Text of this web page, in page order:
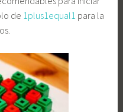
de 1plus1equal1 para la